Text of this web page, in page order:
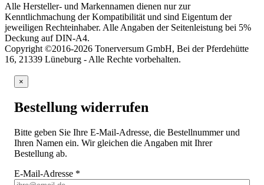
Alle Hersteller- und Markennamen dienen nur zur
Kenntlichmachung der Kompatibilität und sind Eigentum der
jeweiligen Rechteinhaber. Alle Angaben der Seitenleistung bei 5%
Deckung auf DIN-A4.
Copyright ©2016-2026 Tonerversum GmbH, Bei der Pferdehütte
16, 21339 Lüneburg - Alle Rechte vorbehalten.
×
Bestellung widerrufen
Bitte geben Sie Ihre E-Mail-Adresse, die Bestellnummer und
Ihren Namen ein. Wir gleichen die Angaben mit Ihrer
Bestellung ab.
E-Mail-Adresse *